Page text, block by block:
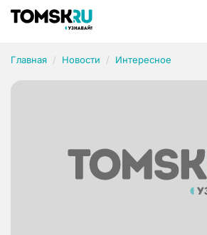
Главная Новости Интересное